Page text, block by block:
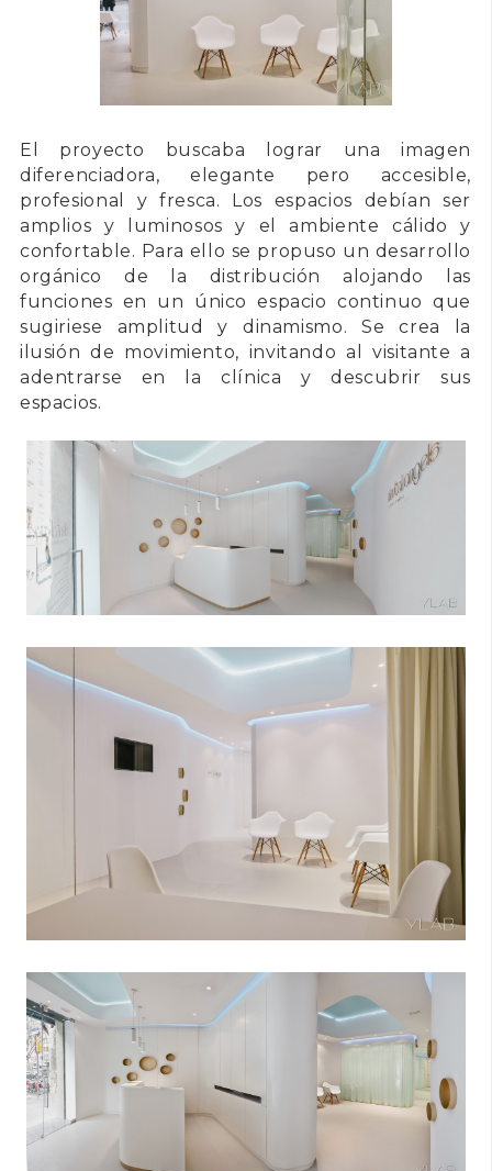
El proyecto buscaba lograr una imagen
diferenciadora, elegante pero accesible,
profesional y fresca. Los espacios debían ser
amplios y luminosos y el ambiente cálido y
confortable. Para ello se propuso un desarrollo
orgánico de la distribución alojando las
funciones en un único espacio continuo que
sugiriese amplitud y dinamismo. Se crea la
ilusión de movimiento, invitando al visitante a
adentrarse en la clínica y descubrir sus
espacios.